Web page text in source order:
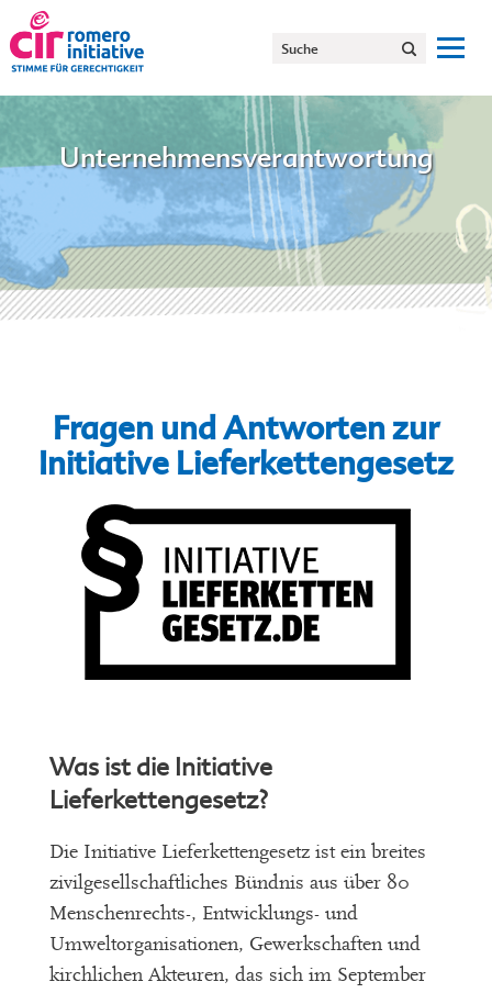
Unternehmensverantwortung
Fragen und Antworten zur
Initiative Lieferkettengesetz
Was ist die Initiative
Lieferkettengesetz?
Die Initiative Lieferkettengesetz ist ein breites
zivilgesellschaftliches Bündnis aus über 80
Menschenrechts-, Entwicklungs- und
Umweltorganisationen, Gewerkschaften und
kirchlichen Akteuren, das sich im September